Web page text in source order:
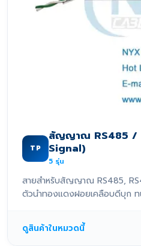
TP
สัญญาณ RS485 /
Signal)
5 รุ่น
สายสำหรับสัญญาณ RS485,
ตัวนำทองแดงฝอยเคลือบดีบุก
ดูสินค้าในหมวดนี้